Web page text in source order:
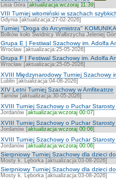
Lisia Góra [aktualizacja:wczoraj 11:39]
VIII Turniej witomiński w szachach
Gdynia [aktualizacja:27-02-2026]
Turniej "Droga do Arcymistrza"
Bolków koło Świdnicy Wałbrzycha Jeleniej
Grupa E | Festiwal Szachowy im. Adolfa
Wrocław [aktualizacja:25-05-2026]
Grupa F | Festiwal Szachowy im. Adolfa
Wrocław [aktualizacja:25-05-2026]
XVIII Międzynarodowy Turniej Szachowy
Lublin [aktualizacja:04-08-2026]
XIV Letni Turniej Szachowy w Amfiteatrze
Tarnów [aktualizacja:30-05-2026]
XVIII Turniej Szachowy o Puchar
Jordanów [aktualizacja:wczoraj 00:07]
XVIII Turniej Szachowy o Puchar
Jordanów [aktualizacja:wczoraj 00:06]
XVIII Turniej Szachowy o Puchar
Jordanów [aktualizacja:wczoraj 00:06]
Sierpniowy Turniej Szachowy dla dzieci
Mosty k. Lęborka [aktualizacja:03-08-2026]
Sierpniowy Turniej Szachowy dla dzieci
Mosty k. Lęborka [aktualizacja:03-08-2026]